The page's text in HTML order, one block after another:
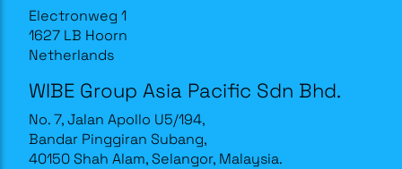
Electronweg 1
1627 LB Hoorn
Netherlands
WIBE Group Asia Pacific Sdn Bhd.
No. 7, Jalan Apollo U5/194,
Bandar Pinggiran Subang,
40150 Shah Alam, Selangor, Malaysia.